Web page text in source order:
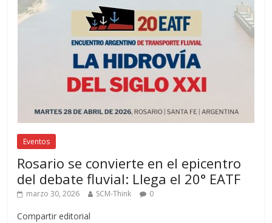
Eventos
Rosario se convierte en el epicentro
del debate fluvial: Llega el 20° EATF
marzo 30, 2026 SCM-Think 0
Compartir editorial